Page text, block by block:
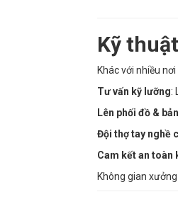
Kỹ
Khác với nhiều
Tư vấn kỹ lưỡng:
Lên phối đồ &
Đội thợ tay nghề
Cam kết an toàn
Không gian